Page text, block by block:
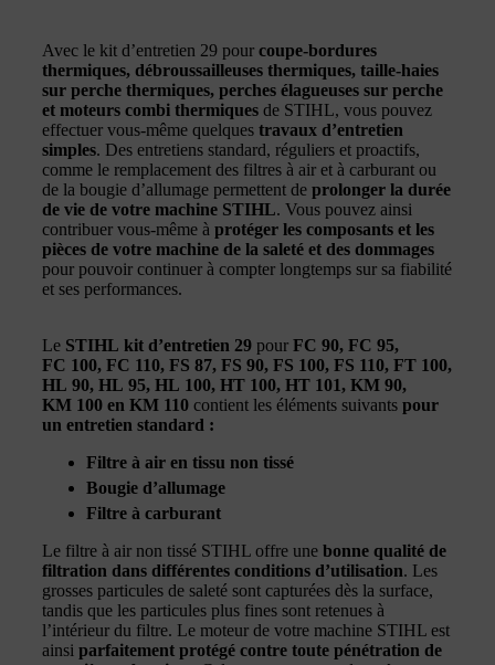
Avec le kit d’entretien 29 pour coupe-bordures
thermiques, débroussailleuses thermiques, taille-haies
sur perche thermiques, perches élagueuses sur perche
et moteurs combi thermiques de STIHL, vous pouvez
effectuer vous-même quelques travaux d’entretien
simples. Des entretiens standard, réguliers et proactifs,
comme le remplacement des filtres à air et à carburant ou
de la bougie d’allumage permettent de prolonger la durée
de vie de votre machine STIHL. Vous pouvez ainsi
contribuer vous-même à protéger les composants et les
pièces de votre machine de la saleté et des dommages
pour pouvoir continuer à compter longtemps sur sa fiabilité
et ses performances.
Le STIHL kit d’entretien 29 pour FC 90, FC 95,
FC 100, FC 110, FS 87, FS 90, FS 100, FS 110, FT 100,
HL 90, HL 95, HL 100, HT 100, HT 101, KM 90,
KM 100 en KM 110 contient les éléments suivants pour
un entretien standard :
Filtre à air en tissu non tissé
Bougie d’allumage
Filtre à carburant
Le filtre à air non tissé STIHL offre une bonne qualité de
filtration dans différentes conditions d’utilisation. Les
grosses particules de saleté sont capturées dès la surface,
tandis que les particules plus fines sont retenues à
l’intérieur du filtre. Le moteur de votre machine STIHL est
ainsi parfaitement protégé contre toute pénétration de